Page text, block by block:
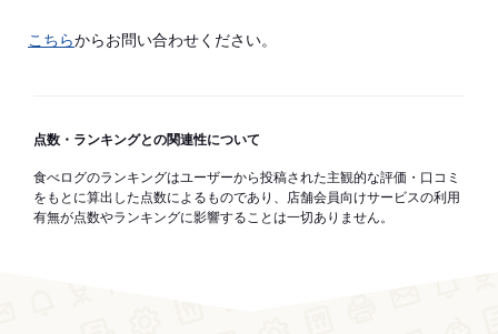
こちらからお問い合わせください。
点数・ランキングとの関連性について
食べログのランキングはユーザーから投稿された主観的な評価・口コミ
をもとに算出した点数によるものであり、店舗会員向けサービスの利用
有無が点数やランキングに影響することは一切ありません。